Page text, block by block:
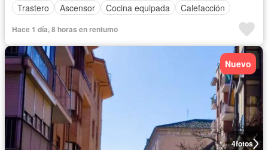
Trastero
Ascensor Cocina equipada Calefacción
Hace 1 día, 8 horas en rentumo
4fotos
Nuevo